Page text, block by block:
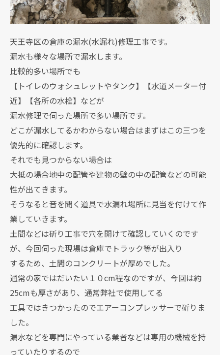
天王寺区の倉庫の漏水(水漏れ)修理工事です。
漏水も様々な場所で漏水します。
比較的多い場所でも
【トイレのウォシュレットやタンク】【水道メーター付
近】【各所の水栓】などが
漏水修理で伺った場所で多い場所です。
どこが漏水してるかわからない場合はまずはこの三つを
優先的に確認します。
それでも見つからない場合は
大抵の場合地中の配管や建物の壁の中の配管などの可能
性が出てきます。
そうなると音を聞く道具で水漏れ場所に見当を付けて作
業していきます。
土間などは斫り工事で穴を開けて確認していくのです
が、今回伺った現場は倉庫でトラック等が出入り
するため、土間のコンクリートが厚めでした。
通常の家ではだいたい１０cm程なのですが、今回は約
25cmも厚さがあり、通常弊社で使用してる
工具ではきつかったのでエアーコンプレッサーで斫りま
した。
漏水などを専門にやっている業者などは専用の機械を持
っていたりするので